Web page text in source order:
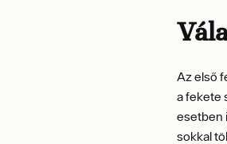
Az első
a fekete
esetben
sokkal